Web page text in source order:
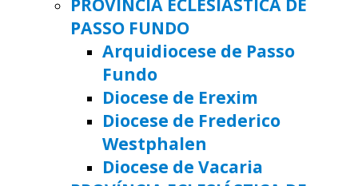
PROVÍNCIA ECLESIÁSTICA DE
PASSO FUNDO
Arquidiocese de Passo
Fundo
Diocese de Erexim
Diocese de Frederico
Westphalen
Diocese de Vacaria